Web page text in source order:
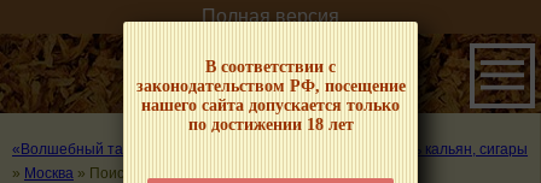
В соответствии с
законодательством РФ, посещение
нашего сайта допускается только
по достижении 18 лет
Полная версия
«Волшебный табачок» – о табаке и курении
Где покурить кальян, сигары
» Москва » Поиск на карте